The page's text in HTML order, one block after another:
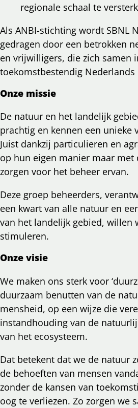
regionale schaal te
Als ANBI-stichting wordt SBNL
gedragen door een betrokken
en vrijwilligers, die zich samen
toekomstbestendig
Onze missie
De natuur en het landelijk
prachtig en kennen een unieke
Juist dankzij particulieren en
op hun eigen manier maar met
zorgen voor het beheer ervan.
Deze groep beheerders,
een kwart van alle natuur en
van het landelijk gebied, willen
stimuleren.
Onze visie
We maken ons sterk voor
duurzaam benutten van de
mensheid, op een wijze die
instandhouding van de
van het ecosysteem.
Dat betekent dat we de natuur
de behoeften van mensen
zonder de kansen van
oog te verliezen. Zo zorgen we